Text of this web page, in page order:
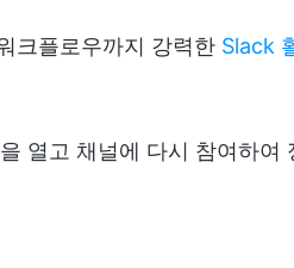
크플로우까지 강력한 Slack
열고 채널에 다시 참여하여